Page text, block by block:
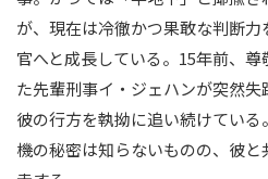
が、現在は冷徹かつ果敢な判断
官へと成長している。15年前、
た先輩刑事イ・ジェハンが突然失
彼の行方を執拗に追い続けてい
機の秘密は知らないものの、彼